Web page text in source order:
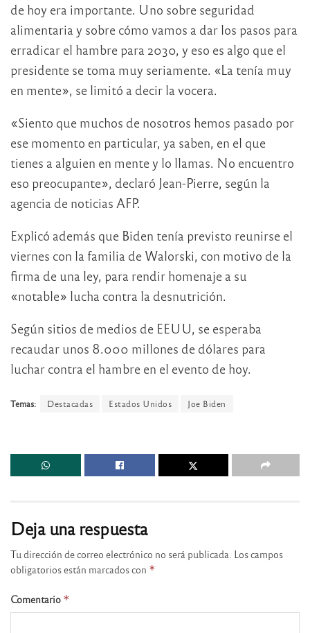
de hoy era importante. Uno sobre seguridad
alimentaria y sobre cómo vamos a dar los pasos para
erradicar el hambre para 2030, y eso es algo que el
presidente se toma muy seriamente. «La tenía muy
en mente», se limitó a decir la vocera.
«Siento que muchos de nosotros hemos pasado por
ese momento en particular, ya saben, en el que
tienes a alguien en mente y lo llamas. No encuentro
eso preocupante», declaró Jean-Pierre, según la
agencia de noticias AFP.
Explicó además que Biden tenía previsto reunirse el
viernes con la familia de Walorski, con motivo de la
firma de una ley, para rendir homenaje a su
«notable» lucha contra la desnutrición.
Según sitios de medios de EEUU, se esperaba
recaudar unos 8.000 millones de dólares para
luchar contra el hambre en el evento de hoy.
Temas: Destacadas Estados Unidos Joe Biden
Deja una respuesta
Tu dirección de correo electrónico no será publicada. Los campos
obligatorios están marcados con *
Comentario *